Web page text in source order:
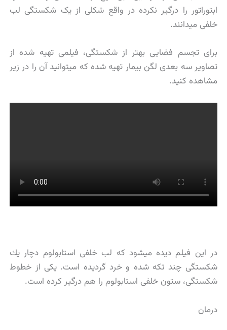
ابتوراتور را درگیر نکرده در واقع شکلی از یک شکستگی لب
خلفی میدانند.
برای تجسم فضایی بهتر از شکستگی، فیلمی تهیه شده از
تصاویر سه بعدی لگن بیمار تهیه شده که میتوانید آن را در زیر
مشاهده کنید.
در این فیلم دیده میشود كه لب خلفی استابولوم دچار یك
شكستگی چند تكه شده و خرد گردیده است. یكی از خطوط
شكستگی، ستون خلفی استابولوم را هم درگیر كرده است.
درمان